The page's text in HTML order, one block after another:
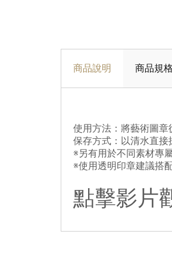
商品說明 商品規格
使用方法：將藝術圖章
保存方式：以清水直接
※另有用於不同素材專
※使用透明印章建議搭
點擊影片